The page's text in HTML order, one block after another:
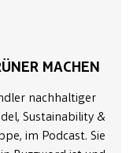
MACHEN
nachhaltiger
Sustainability &
im Podcast. Sie